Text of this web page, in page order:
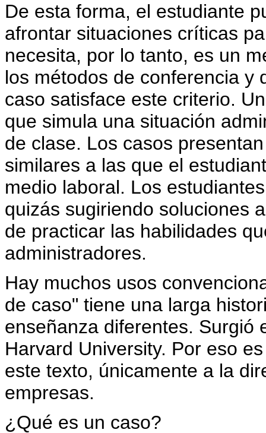
De esta forma, el estudiante
afrontar situaciones críticas
necesita, por lo tanto, es un
los métodos de conferencia y
caso satisface este criterio.
que simula una situación
de clase. Los casos
similares a las que el
medio laboral. Los
quizás sugiriendo soluciones
de practicar las habilidades
administradores.
Hay muchos usos
de caso" tiene una larga
enseñanza diferentes. Surgió
Harvard University. Por eso
este texto, únicamente a la
empresas.
¿Qué es un caso?